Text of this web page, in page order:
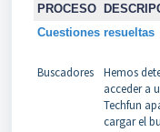
PROCESO
Cuestiones resueltas
Buscadores
Hemos
acceder a
Techfun
cargar el